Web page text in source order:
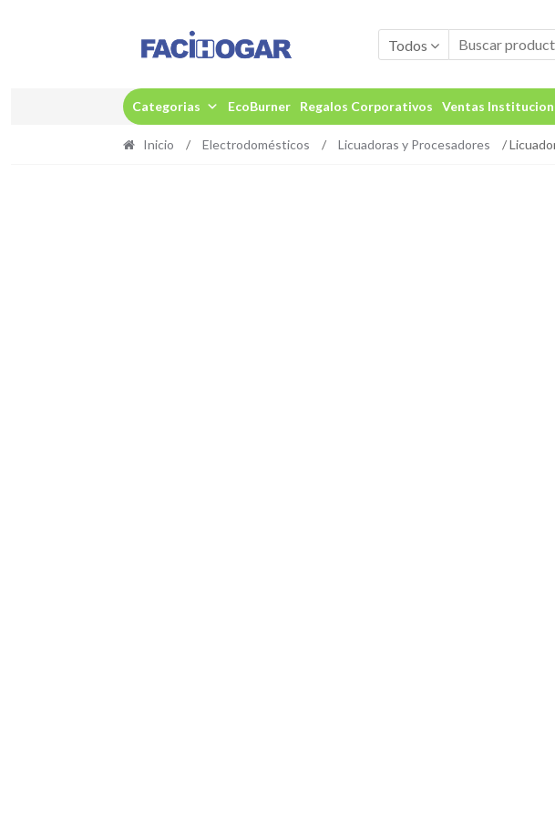
contenido
Todos
Categorias EcoBurner Regalos Corporativos Ventas
Inicio / Electrodomésticos / Licuadoras y Procesadores /